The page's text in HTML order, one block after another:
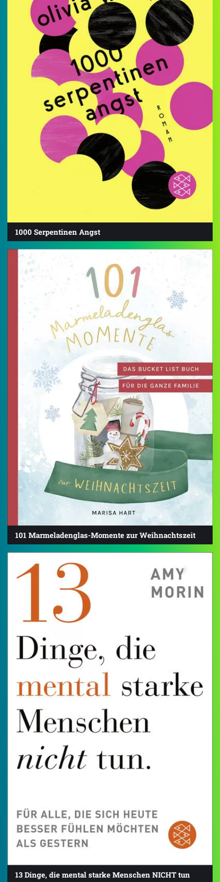
1000 Serpentinen Angst
101 Marmeladenglas-Momente zur Weihnachtszeit
13 Dinge, die mental starke Menschen NICHT tun